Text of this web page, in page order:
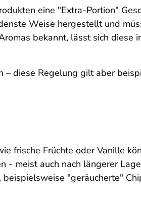
eine "Extra-Portion"
Weise hergestellt und
bekannt, lässt sich diese
– diese Regelung gilt aber
frische Früchte oder Vanille
- meist auch nach längerer
"geräucherte"